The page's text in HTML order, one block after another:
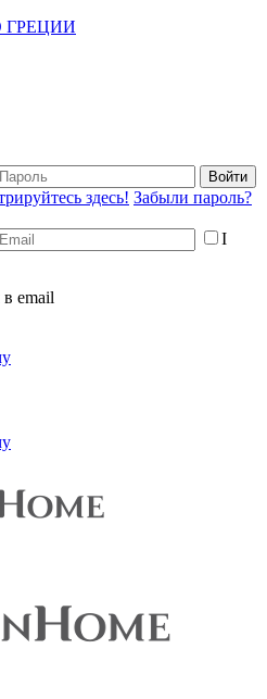
ГРЕЦИИ
Войти
здесь! Забыли пароль?
I
email